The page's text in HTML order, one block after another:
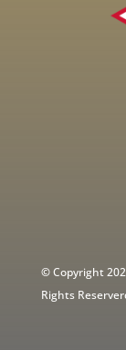
©Copyright
Rights